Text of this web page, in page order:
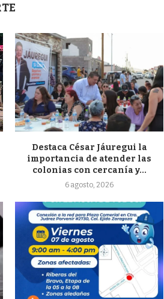
Destaca César Jáuregui la
importancia de atender las
colonias con cercanía y...
6 agosto, 2026